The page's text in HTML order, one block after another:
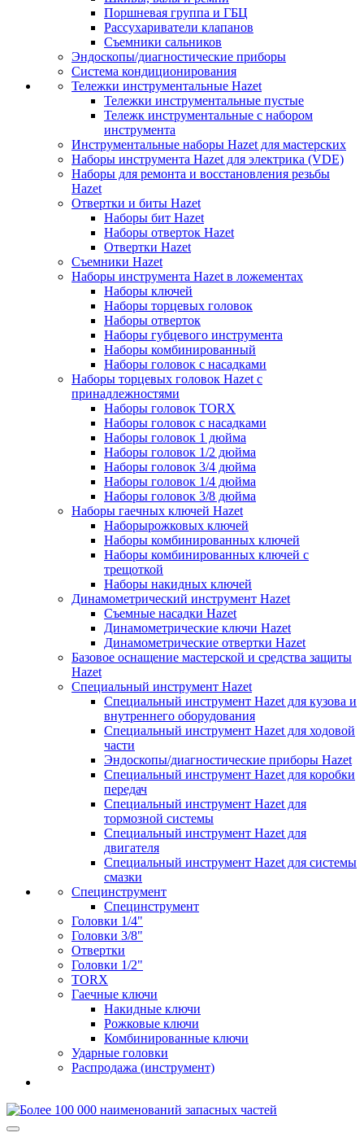
Поршневая группа и ГБЦ
Рассухариватели клапанов
Съемники сальников
Эндоскопы/диагностические приборы
Система кондиционирования
Тележки инструментальные Hazet
Тележки инструментальные пустые
Тележк инструментальные с набором
инструмента
Инструментальные наборы Hazet для мастерских
Наборы инструмента Hazet для электрика (VDE)
Наборы для ремонта и восстановления резьбы
Hazet
Отвертки и биты Hazet
Наборы бит Hazet
Наборы отверток Hazet
Отвертки Hazet
Съемники Hazet
Наборы инструмента Hazet в ложементах
Наборы ключей
Наборы торцевых головок
Наборы отверток
Наборы губцевого инструмента
Наборы комбинированный
Наборы головок с насадками
Наборы торцевых головок Hazet с
принадлежностями
Наборы головок TORX
Наборы головок с насадками
Наборы головок 1 дюйма
Наборы головок 1/2 дюйма
Наборы головок 3/4 дюйма
Наборы головок 1/4 дюйма
Наборы головок 3/8 дюйма
Наборы гаечных ключей Hazet
Наборырожковых ключей
Наборы комбинированных ключей
Наборы комбинированных ключей с
трещоткой
Наборы накидных ключей
Динамометрический инструмент Hazet
Съемные насадки Hazet
Динамометрические ключи Hazet
Динамометрические отвертки Hazet
Базовое оснащение мастерской и средства защиты
Hazet
Специальный инструмент Hazet
Специальный инструмент Hazet для кузова и
внутреннего оборудования
Специальный инструмент Hazet для ходовой
части
Эндоскопы/диагностические приборы Hazet
Специальный инструмент Hazet для коробки
передач
Специальный инструмент Hazet для
тормозной системы
Специальный инструмент Hazet для
двигателя
Специальный инструмент Hazet для системы
смазки
Специнструмент
Специнструмент
Головки 1/4"
Головки 3/8"
Отвертки
Головки 1/2"
TORX
Гаечные ключи
Накидные ключи
Рожковые ключи
Комбинированные ключи
Ударные головки
Распродажа (инструмент)